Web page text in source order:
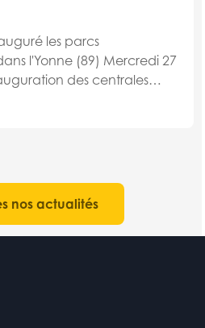
les parcs
l'Yonne (89) Mercredi 27
des centrales
nos actualités